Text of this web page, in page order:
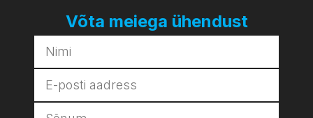
Võta meiega ühendust